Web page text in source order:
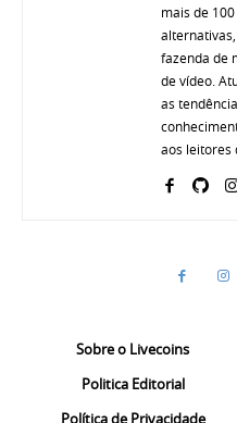
mais de
fazenda de
de vídeo.
as
aos leitores
Sobre o Livecoins
Politica Editorial
Política de Privacidade